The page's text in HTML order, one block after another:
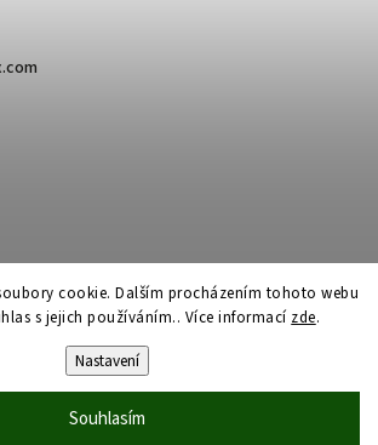
cookie. Dalším procházením tohoto webu
s jejich používáním.. Více informací zde.
Nastavení
Souhlasím
Professor Onyx. Všechna práva vyhrazena.